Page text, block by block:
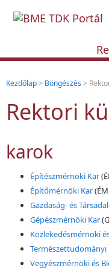
Kezdőlap> Böngészés >
Rektori
karok
Építészmérnöki Kar
Építőmérnöki Kar
Gazdaság- és
Gépészmérnöki Kar
Közlekedésmérnöki
Természettudományi
Vegyészmérnöki és